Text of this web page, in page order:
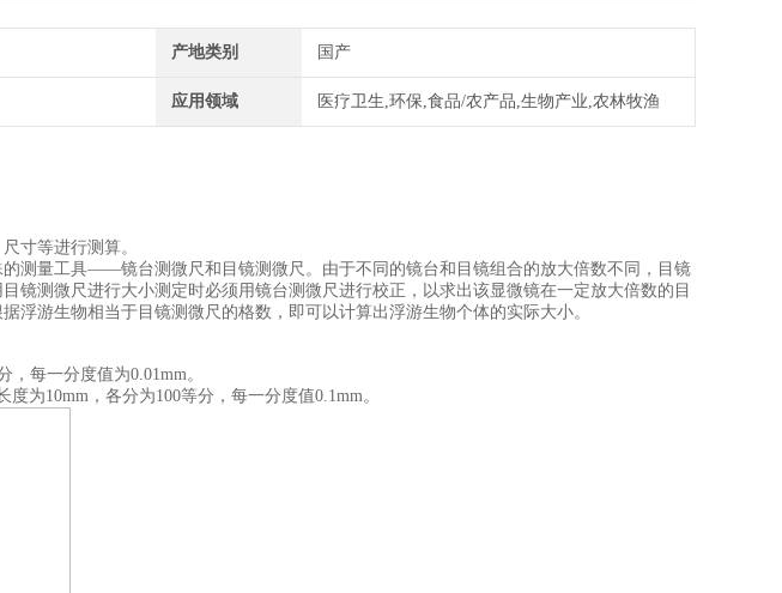
产地类别 国产
应用领域 医疗卫生,环保,食品/农产品,生物产业,农林牧渔
寸等进行测算。
测量工具——镜台测微尺和目镜测微尺。由于不同的镜台和目镜组合的放大倍数不同，目镜
镜测微尺进行大小测定时必须用镜台测微尺进行校正，以求出该显微镜在一定放大倍数的目
浮游生物相当于目镜测微尺的格数，即可以计算出浮游生物个体的实际大小。
，每一分度值为0.01mm。
度为10mm ，各分为100等分，每一分度值0.1mm。